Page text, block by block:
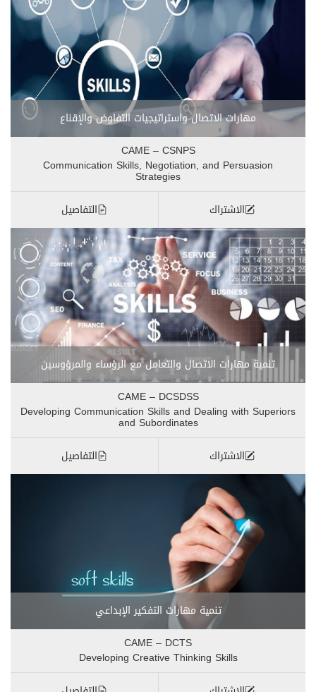
مهارات الاتصال واستراتيجيات التفاوض والإقناع
CAME – CSNPS
Communication Skills, Negotiation, and Persuasion
Strategies
الاشتراك
التفاصيل
تنمية مهارات الاتصال والتعامل مع الرؤساء والمرؤوسين
CAME – DCSDSS
Developing Communication Skills and Dealing with Superiors
and Subordinates
الاشتراك
التفاصيل
تنمية مهارات التفكير الإبداعي
CAME – DCTS
Developing Creative Thinking Skills